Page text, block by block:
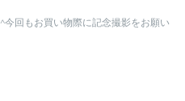
回もお買い物際に記念撮影をお願い